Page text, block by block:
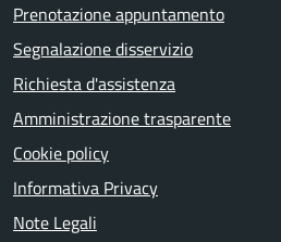
Prenotazione appuntamento
Segnalazione disservizio
Richiesta d'assistenza
Amministrazione trasparente
Cookie policy
Informativa Privacy
Note Legali